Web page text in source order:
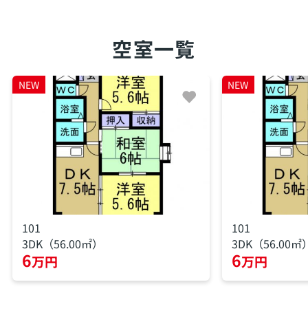
空室一覧
NEW
101
3DK（56.00㎡）
6万円
NEW
101
3DK（56.00㎡
6万円